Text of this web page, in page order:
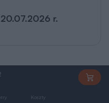
r.
Koszty